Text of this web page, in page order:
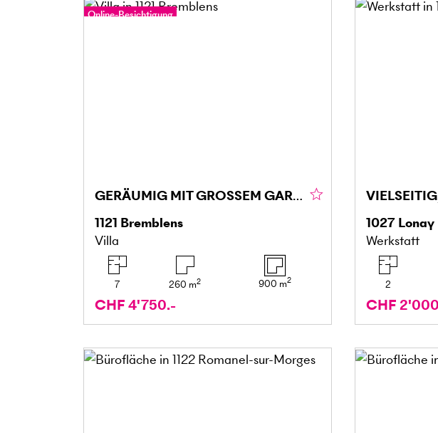
Online-Besichtigung
GERÄUMIG MIT GROSSEM GARTEN
1121 Bremblens
Villa
7 260 m2 900 m2
CHF 4'750.-
1027 Lonay
Werkstatt
2
CHF